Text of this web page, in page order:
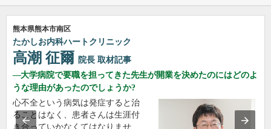
熊本県熊本市南区
たかしお内科ハートクリニック
高潮 征爾 院長 取材記事
大学病院で要職を担ってきた先生が開業を決めたのにはどのよ
うな理由があったのでしょうか?
心不全という病気は発症すると治
ることはなく、患者さんは生涯付
き合っていかなくてはなりませ